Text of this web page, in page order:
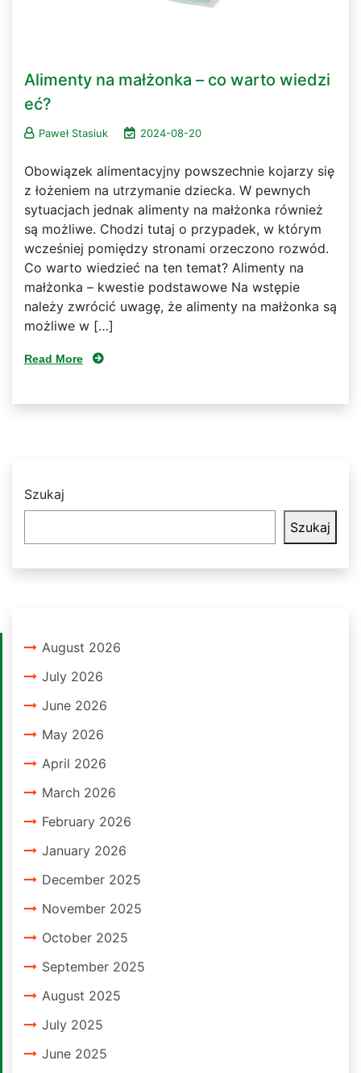
Alimenty na małżonka – co warto wiedzi
eć?
Paweł Stasiuk 2024-08-20
Obowiązek alimentacyjny powszechnie kojarzy się
z łożeniem na utrzymanie dziecka. W pewnych
sytuacjach jednak alimenty na małżonka również
są możliwe. Chodzi tutaj o przypadek, w którym
wcześniej pomiędzy stronami orzeczono rozwód.
Co warto wiedzieć na ten temat? Alimenty na
małżonka – kwestie podstawowe Na wstępie
należy zwrócić uwagę, że alimenty na małżonka są
możliwe w […]
Read More
Szukaj
Szukaj
August 2026
July 2026
June 2026
May 2026
April 2026
March 2026
February 2026
January 2026
December 2025
November 2025
October 2025
September 2025
August 2025
July 2025
June 2025